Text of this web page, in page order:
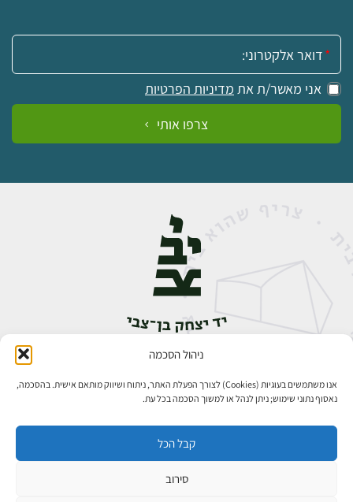
ניהול הסכמה
אנו משתמשים בעוגיות (Cookies) לצורך הפעלת האתר, ניתוח ושיווק מותאם אישית. בהסכמה,
נאסוף נתוני שימוש; ניתן לנהל או למשוך הסכמה בכל עת.
קבל הכל
סירוב
אימייל:
אני מאשר/ת את מדיניות הפרטיות
צרפו אותי
אבן גבירול 14, רחביה, ירושלים